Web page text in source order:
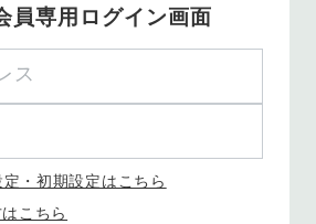
員専用ログイン画面
・初期設定はこちら
こちら